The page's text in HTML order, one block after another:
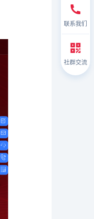
联系我们
社群交流